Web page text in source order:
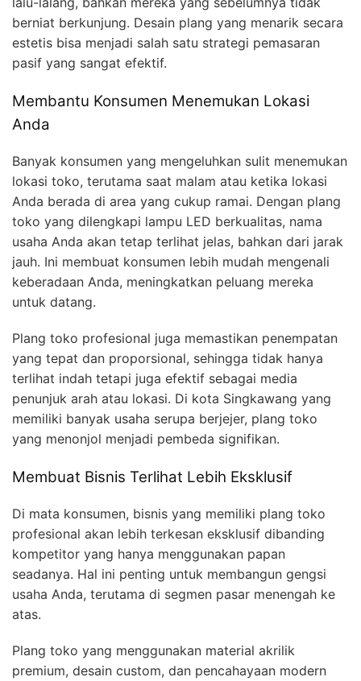
berniat berkunjung. Desain plang yang menarik secara
estetis bisa menjadi salah satu strategi pemasaran
pasif yang sangat efektif.
Membantu Konsumen Menemukan Lokasi
Anda
Banyak konsumen yang mengeluhkan sulit menemukan
lokasi toko, terutama saat malam atau ketika lokasi
Anda berada di area yang cukup ramai. Dengan plang
toko yang dilengkapi lampu LED berkualitas, nama
usaha Anda akan tetap terlihat jelas, bahkan dari jarak
jauh. Ini membuat konsumen lebih mudah mengenali
keberadaan Anda, meningkatkan peluang mereka
untuk datang.
Plang toko profesional juga memastikan penempatan
yang tepat dan proporsional, sehingga tidak hanya
terlihat indah tetapi juga efektif sebagai media
penunjuk arah atau lokasi. Di kota Singkawang yang
memiliki banyak usaha serupa berjejer, plang toko
yang menonjol menjadi pembeda signifikan.
Membuat Bisnis Terlihat Lebih Eksklusif
Di mata konsumen, bisnis yang memiliki plang toko
profesional akan lebih terkesan eksklusif dibanding
kompetitor yang hanya menggunakan papan
seadanya. Hal ini penting untuk membangun gengsi
usaha Anda, terutama di segmen pasar menengah ke
atas.
Plang toko yang menggunakan material akrilik
premium, desain custom, dan pencahayaan modern